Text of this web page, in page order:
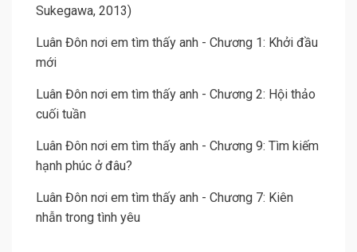
Sukegawa, 2013)
Luân Đôn nơi em tìm thấy anh - Chương 1: Khởi đầu
mới
Luân Đôn nơi em tìm thấy anh - Chương 2: Hội thảo
cuối tuần
Luân Đôn nơi em tìm thấy anh - Chương 9: Tìm kiếm
hạnh phúc ở đâu?
Luân Đôn nơi em tìm thấy anh - Chương 7: Kiên
nhẫn trong tình yêu